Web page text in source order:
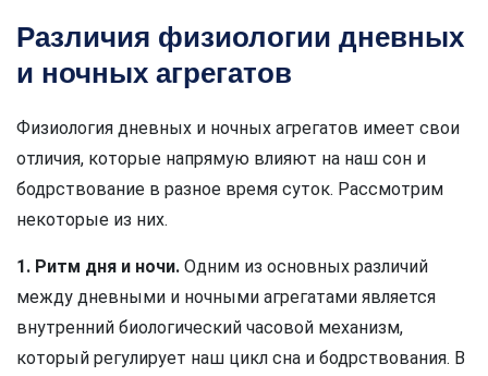
Различия физиологии дневных
и ночных агрегатов
Физиология дневных и ночных агрегатов имеет свои
отличия, которые напрямую влияют на наш сон и
бодрствование в разное время суток. Рассмотрим
некоторые из них.
1. Ритм дня и ночи. Одним из основных различий
между дневными и ночными агрегатами является
внутренний биологический часовой механизм,
который регулирует наш цикл сна и бодрствования. В